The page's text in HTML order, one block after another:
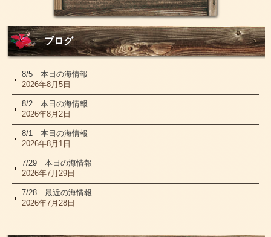
ブログ
8/5 本日の海情報
2026年8月5日
8/2 本日の海情報
2026年8月2日
8/1 本日の海情報
2026年8月1日
7/29 本日の海情報
2026年7月29日
7/28 最近の海情報
2026年7月28日